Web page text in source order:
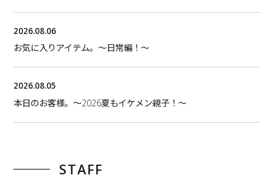
2026.08.06
お気に入りアイテム。〜日常編！〜
2026.08.05
本日のお客様。〜2026夏もイケメン親子！〜
STAFF